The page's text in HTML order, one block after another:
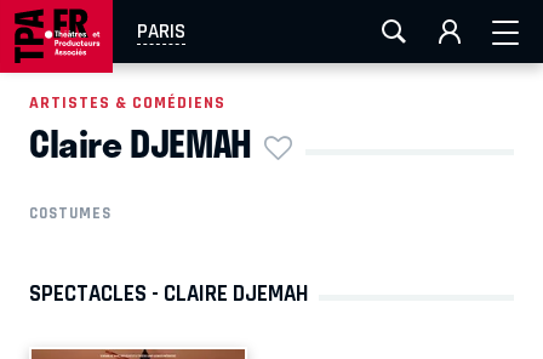
PARIS
AIX-MARSEILLE LA ROCHELLE
EN TOURNÉE
ARTISTES & COMÉDIENS
Claire DJEMAH
COSTUMES
SPECTACLES - CLAIRE DJEMAH